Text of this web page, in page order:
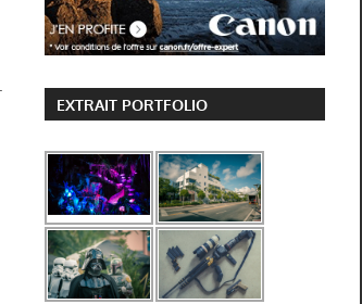
EXTRAIT PORTFOLIO